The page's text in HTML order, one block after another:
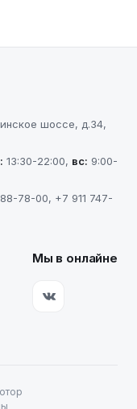
шоссе, д.34,
: 13:30-22:00, вс: 9:00-
78-00, +7 911 747-
Мы в онлайне